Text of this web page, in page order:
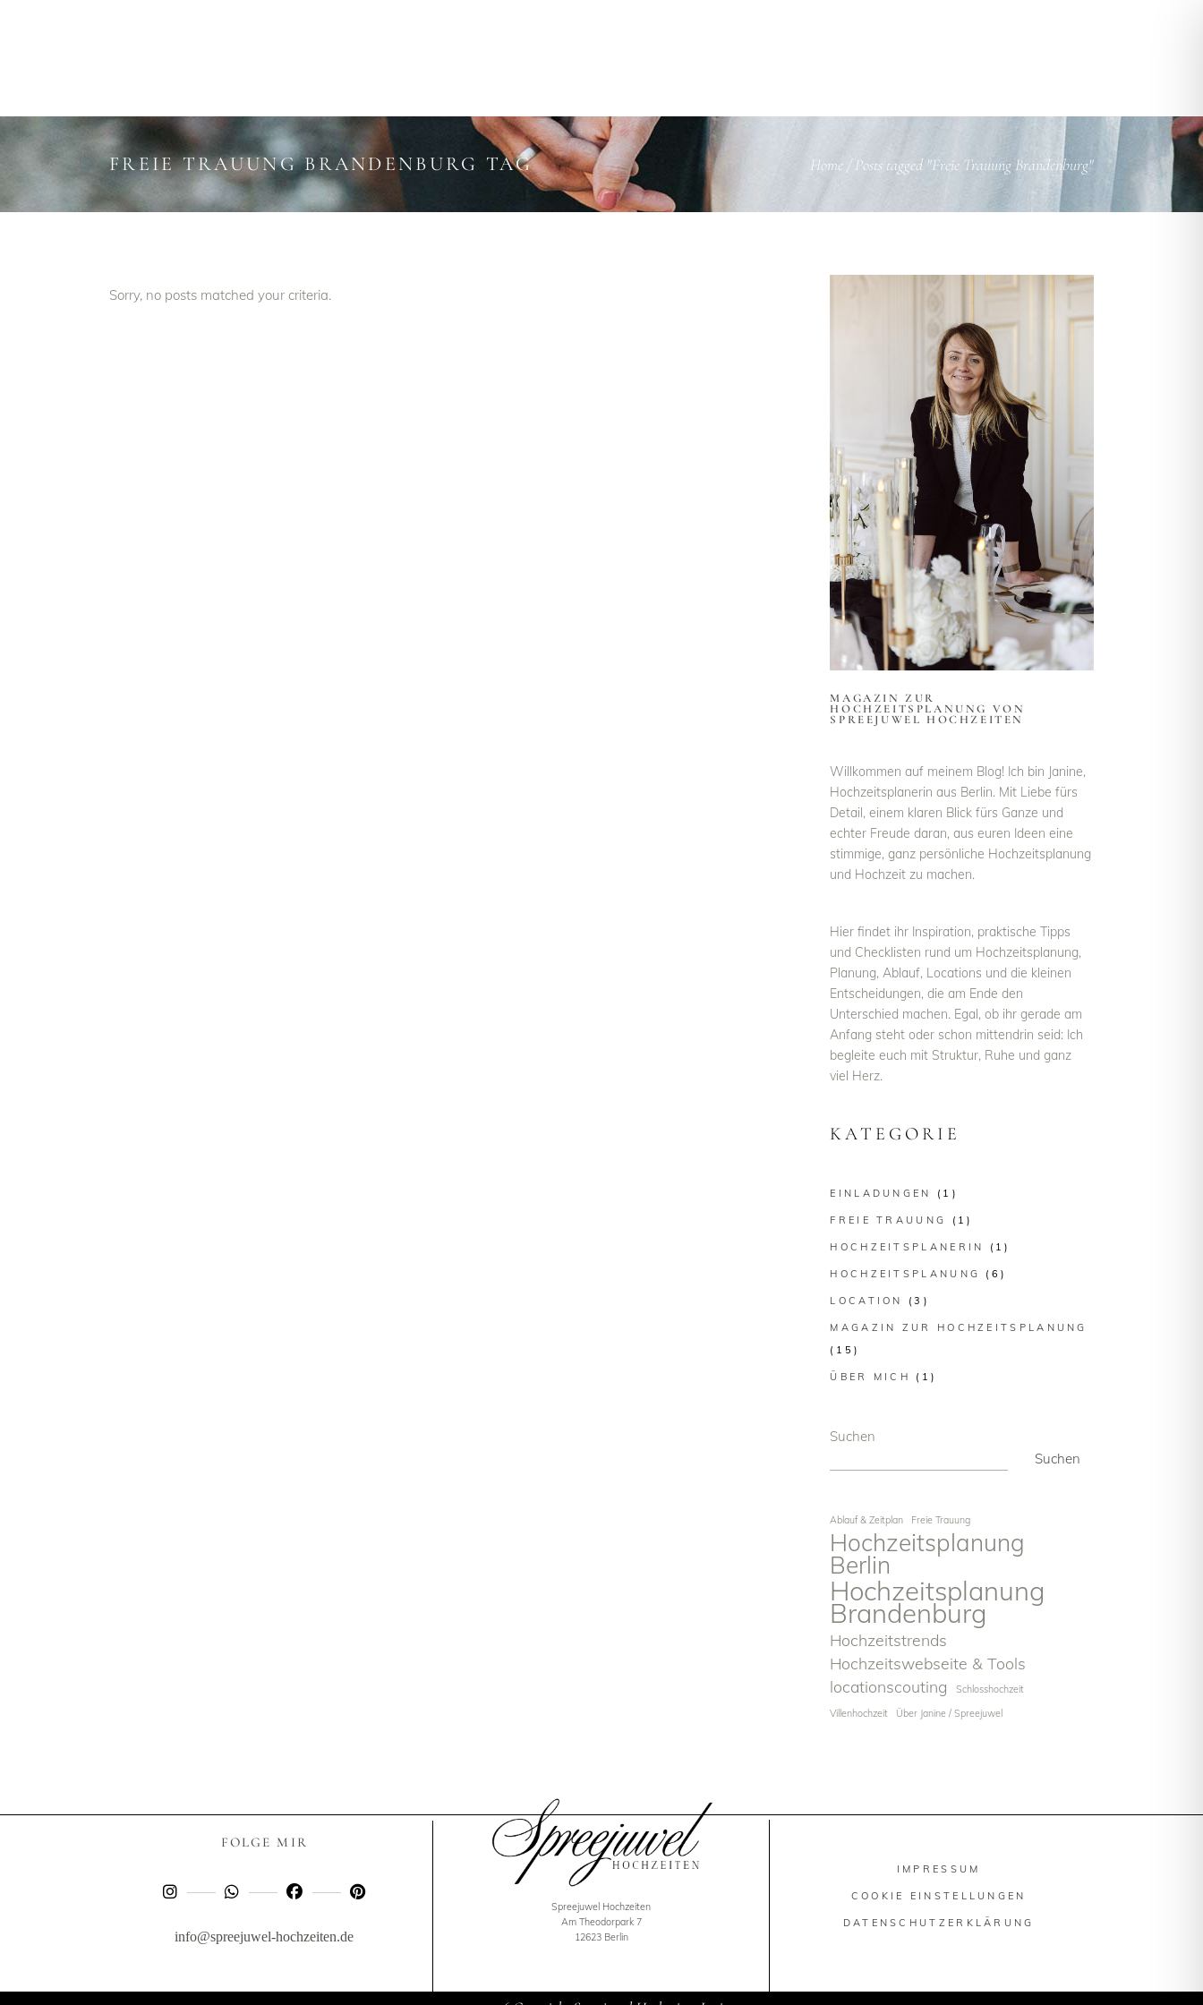
FREIE TRAUUNG BRANDENBURG TAG Home/Posts tagged "Freie Trauung Brandenburg"
Sorry, no posts matched your criteria.
MAGAZIN ZUR
HOCHZEITSPLANUNG VON
SPREEJUWEL HOCHZEITEN
Willkommen auf meinem Blog! Ich bin Janine,
Hochzeitsplanerin aus Berlin. Mit Liebe fürs
Detail, einem klaren Blick fürs Ganze und
echter Freude daran, aus euren Ideen eine
stimmige, ganz persönliche Hochzeitsplanung
und Hochzeit zu machen.
Hier findet ihr Inspiration, praktische Tipps
und Checklisten rund um Hochzeitsplanung,
Planung, Ablauf, Locations und die kleinen
Entscheidungen, die am Ende den
Unterschied machen. Egal, ob ihr gerade am
Anfang steht oder schon mittendrin seid: Ich
begleite euch mit Struktur, Ruhe und ganz
viel Herz.
KATEGORIE
EINLADUNGEN (1)
FREIE TRAUUNG (1)
HOCHZEITSPLANERIN (1)
HOCHZEITSPLANUNG (6)
LOCATION (3)
MAGAZIN ZUR HOCHZEITSPLANUNG
(15)
ÜBER MICH (1)
Suchen
Suchen
Ablauf & Zeitplan Freie Trauung
Hochzeitsplanung
Berlin
Hochzeitsplanung
Brandenburg
Hochzeitstrends
Hochzeitswebseite & Tools
locationscouting
Schlosshochzeit
Villenhochzeit
Über Janine / Spreejuwel
FOLGE MIR
info@spreejuwel-hochzeiten.de
Spreejuwel Hochzeiten
Am Theodorpark 7
12623 Berlin
IMPRESSUM
COOKIE EINSTELLUNGEN
DATENSCHUTZERKLÄRUNG